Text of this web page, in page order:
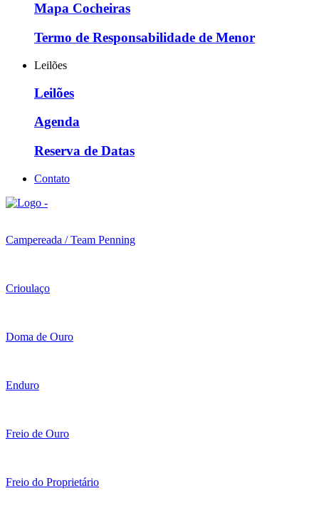
Mapa Cocheiras
Termo de Responsabilidade de Menor
Leilões
Leilões
Agenda
Reserva de Datas
Contato
Campereada / Team Penning
Crioulaço
Doma de Ouro
Enduro
Freio de Ouro
Freio do Proprietário